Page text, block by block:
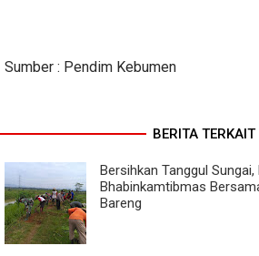
Sumber : Pendim Kebumen
BERITA TERKAIT
Bersihkan Tanggul Sungai,
Bhabinkamtibmas
Bareng